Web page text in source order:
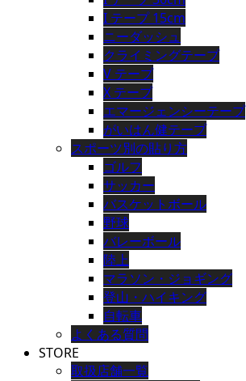
I テープ 15cm
ニーダッシュ
クライミングテープ
V テープ
X テープ
エマージェンシーテープ
がいはん健テープ
スポーツ別の貼り方
ゴルフ
サッカー
バスケットボール
野球
バレーボール
陸上
マラソン・ジョギング
登山・ハイキング
自転車
よくある質問
STORE
取扱店舗一覧